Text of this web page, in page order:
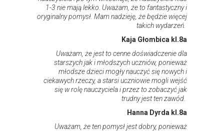
1-3 nie mają lekko. Uważam, że to fantastyczny i
oryginalny pomysł. Mam nadzieję, że będzie więcej
takich wydarzeń.
Kaja Głombica kl.8a
Uważam, że jest to cenne doświadczenie dla
starszych jak i młodszych uczniów, ponieważ
młodsze dzieci mogły nauczyć się nowych i
ciekawych rzeczy, a starsi uczniowie mogli wejść
się w rolę nauczyciela i przez to zobaczyć jak
trudny jest ten zawód.
Hanna Dyrda kl.8a
Uważam, że ten pomysł jest dobry, ponieważ